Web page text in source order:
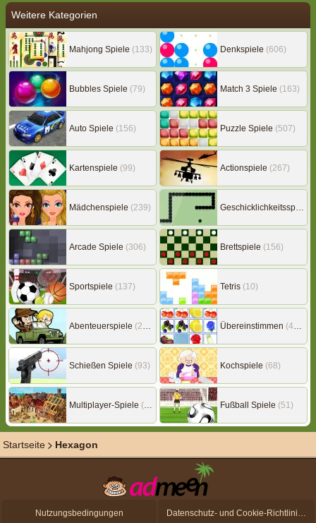
Weitere Kategorien
Mahjong Spiele (133) Denkspiele (606)
Bubbles Spiele (79) Match 3 Spiele (163)
Auto Spiele (156) Puzzle Spiele (507)
Kartenspiele (99) Actionspiele (267)
Mädchenspiele (239) Geschicklichkeitsspiele
Arcade Spiele (306) Brettspiele (156)
Sportspiele (137) Tetris (10)
Abenteuerspiele (217) Übereinstimmen (453)
Schießen Spiele (93) Kochspiele (68)
Multiplayer-Spiele (149) Fußball Spiele (51)
Startseite Hexagon
Nutzungsbedingungen Datenschutz- und Cookie-Richtlinien